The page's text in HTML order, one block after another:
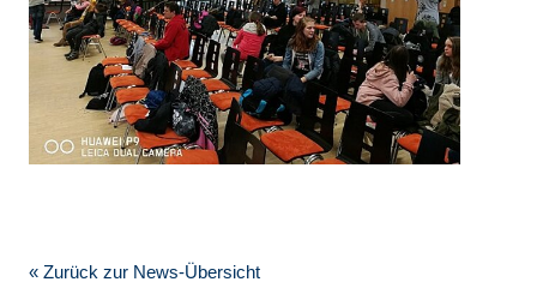
« Zurück zur News-Übersicht